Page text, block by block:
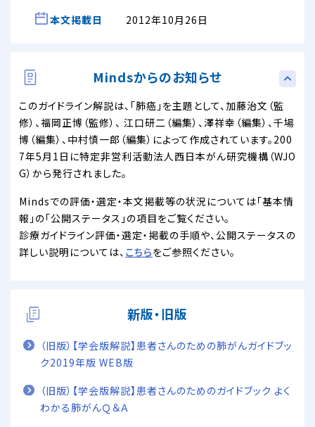
本文掲載日
2012年10月26日
Mindsからのお知らせ
このガイドライン解説は、「肺癌」を主題として、加藤治文（監
修）、福岡正博（監修）、 江口研二（編集）、澤祥幸（編集）、千場
博（編集）、中村慎一郎（編集）によって作成されています。200
7年5月1日に特定非営利活動法人西日本がん研究機構（WJO
G）から発行されました。
Mindsでの評価・選定・本文掲載等の状況については「基本情
報」の「公開ステータス」の項目をご覧ください。
診療ガイドライン評価・選定・掲載の手順や、公開ステータスの
詳しい説明については、 こちらをご参照ください。
新版・旧版
（旧版）【学会版解説】患者さんのための肺がんガイドブッ
ク2019年版 WEB版
（旧版）【学会版解説】患者さんのためのガイドブック よく
わかる肺がんＱ＆Ａ